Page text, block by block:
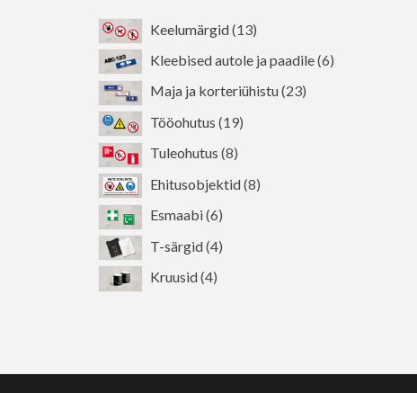
Keelumärgid 1313
toodet
Kleebised autole ja paadile 66
Maja ja korteriühistu 2323
Tööohutus 1919
Tuleohutus 88
toodet
Ehitusobjektid 88
Esmaabi 66
toodet
T-särgid 44
Kruusid 44